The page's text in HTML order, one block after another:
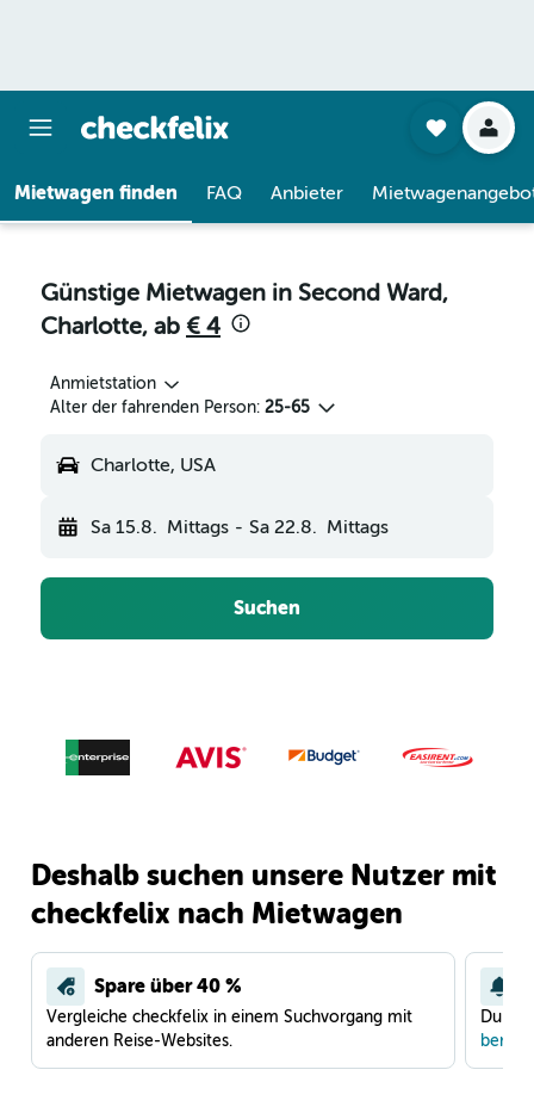
Mietwagen finden FAQ Anbieter
Günstige Mietwagen in Second Ward,
Charlotte, ab € 4
Anmietstation
Alter der fahrenden Person: 25-65
Charlotte, USA
Sa 15.8. Mittags - Sa 22.8. Mittags
Suchen
Deshalb suchen unsere Nutzer mit
checkfelix nach Mietwagen
Spare über 40 %
Vergleiche checkfelix in einem Suchvorgang mit
anderen Reise-Websites.
Du